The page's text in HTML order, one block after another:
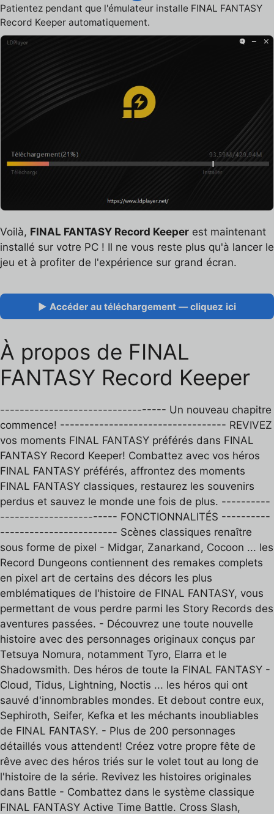
Patientez pendant que l'émulateur installe FINAL FANTASY
Record Keeper automatiquement.
Voilà, FINAL FANTASY Record Keeper est maintenant
installé sur votre PC ! Il ne vous reste plus qu'à lancer le
jeu et à profiter de l'expérience sur grand écran.
▶ Accéder au téléchargement — cliquez ici
À propos de FINAL
FANTASY Record Keeper
---------------------------------- Un nouveau chapitre
commence! ---------------------------------- REVIVEZ
vos moments FINAL FANTASY préférés dans FINAL
FANTASY Record Keeper! Combattez avec vos héros
FINAL FANTASY préférés, affrontez des moments
FINAL FANTASY classiques, restaurez les souvenirs
perdus et sauvez le monde une fois de plus. ----------
------------------------ FONCTIONNALITÉS ----------
------------------------ Scènes classiques renaître
sous forme de pixel - Midgar, Zanarkand, Cocoon ... les
Record Dungeons contiennent des remakes complets
en pixel art de certains des décors les plus
emblématiques de l'histoire de FINAL FANTASY, vous
permettant de vous perdre parmi les Story Records des
aventures passées. - Découvrez une toute nouvelle
histoire avec des personnages originaux conçus par
Tetsuya Nomura, notamment Tyro, Elarra et le
Shadowsmith. Des héros de toute la FINAL FANTASY -
Cloud, Tidus, Lightning, Noctis ... les héros qui ont
sauvé d'innombrables mondes. Et debout contre eux,
Sephiroth, Seifer, Kefka et les méchants inoubliables
de FINAL FANTASY. - Plus de 200 personnages
détaillés vous attendent! Créez votre propre fête de
rêve avec des héros triés sur le volet tout au long de
l'histoire de la série. Revivez les histoires originales
dans Battle - Combattez dans le système classique
FINAL FANTASY Active Time Battle. Cross Slash,